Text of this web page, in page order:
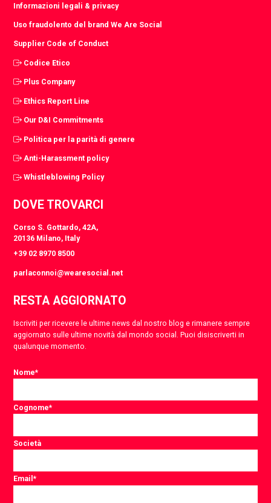
Informazioni legali & privacy
Uso fraudolento del brand We Are Social
Supplier Code of Conduct
Codice Etico
Plus Company
Ethics Report Line
Our D&I Commitments
Politica per la parità di genere
Anti-Harassment policy
Whistleblowing Policy
DOVE TROVARCI
Corso S. Gottardo, 42A,
20136 Milano, Italy
+39 02 8970 8500
parlaconnoi@wearesocial.net
RESTA AGGIORNATO
Iscriviti per ricevere le ultime news dal nostro blog e rimanere sempre
aggiornato sulle ultime novità dal mondo social. Puoi disiscriverti in
qualunque momento.
Nome*
Cognome*
Società
Email*